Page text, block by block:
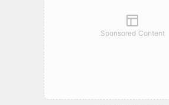
Sponsored Content